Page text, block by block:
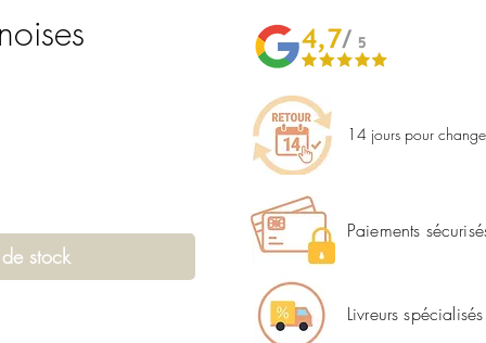
stock
14 jours pour
Paiements
Livreurs spécialisés